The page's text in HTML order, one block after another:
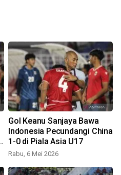
Gol Keanu Sanjaya Bawa
Indonesia Pecundangi China
1-0 di Piala Asia U17
Rabu, 6 Mei 2026